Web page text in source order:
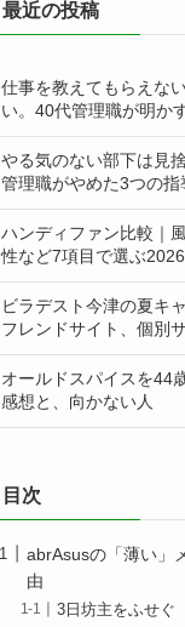
ー最近の投稿
仕事を教えてもらえな
い。40代管理職が明か
やる気のない部下は見
管理職がやめた3つの指
ハンディファン比較｜
性など7項目で選ぶ
ビラデスト今津の夏キ
フレンドサイト、個別
オールドスパイスを44
感想と、向かない人
目次
abrAsusの「薄い」
由
3日坊主をふせぐ